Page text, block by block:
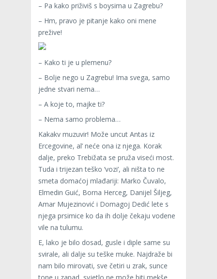
– Pa kako priživiš s boysima u Zagrebu?
– Hm, pravo je pitanje kako oni mene
prežive!
– Kako ti je u plemenu?
– Bolje nego u Zagrebu! Ima svega, samo
jedne stvari nema…
– A koje to, majke ti?
– Nema samo problema…
Kakakv muzuvir! Može uncut Antas iz
Ercegovine, al’ neće ona iz njega. Korak
dalje, preko Trebižata se pruža viseći most.
Tuda i trijezan teško ‘vozi’, ali ništa to ne
smeta domaćoj mlađariji: Marko Čuvalo,
Elmedin Guić, Borna Herceg, Danijel Šiljeg,
Amar Mujezinović i Domagoj Dedić lete s
njega prsimice ko da ih dolje čekaju vodene
vile na tulumu.
E, lako je bilo dosad, gusle i diple same su
svirale, ali dalje su teške muke. Najdraže bi
nam bilo mirovati, sve četiri u zrak, sunce
tone u zapad, svjetlo ne može biti mekše,